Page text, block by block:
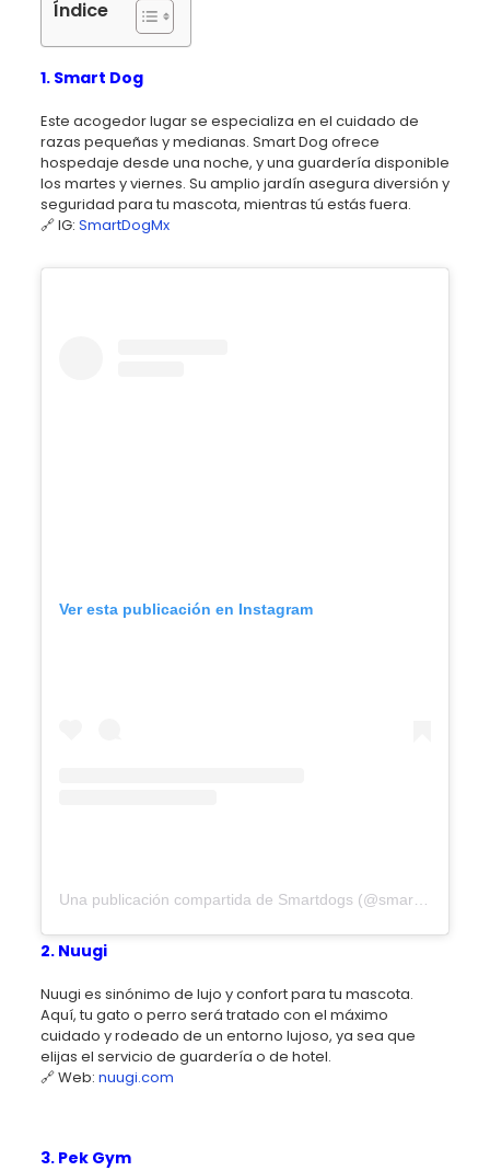
Índice
1. Smart Dog
Este acogedor lugar se especializa en el cuidado de
razas pequeñas y medianas. Smart Dog ofrece
hospedaje desde una noche, y una guardería disponible
los martes y viernes. Su amplio jardín asegura diversión y
seguridad para tu mascota, mientras tú estás fuera.
🔗 IG: SmartDogMx
Ver esta publicación en Instagram
Una publicación compartida de Smartdogs (@smartdogsmexico)
2. Nuugi
Nuugi es sinónimo de lujo y confort para tu mascota.
Aquí, tu gato o perro será tratado con el máximo
cuidado y rodeado de un entorno lujoso, ya sea que
elijas el servicio de guardería o de hotel.
🔗 Web: nuugi.com
3. Pek Gym